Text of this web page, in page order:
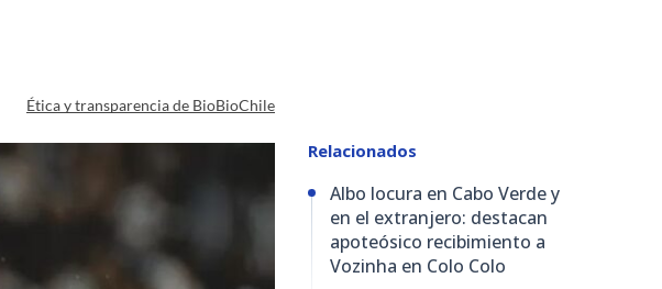
Ética y transparencia de BioBioChile
Relacionados
Albo locura en Cabo Verde y
en el extranjero: destacan
apoteósico recibimiento a
Vozinha en Colo Colo